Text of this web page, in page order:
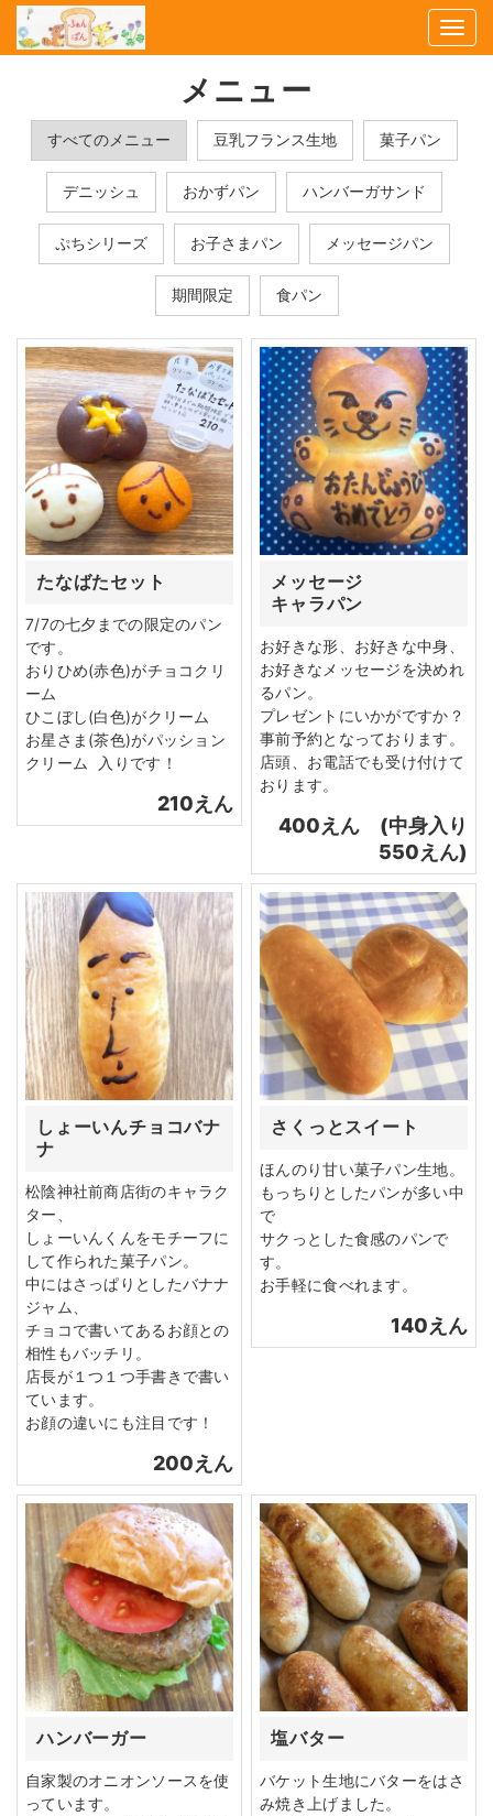
メニュー
すべてのメニュー 豆乳フランス生地 菓子パン
デニッシュ おかずパン ハンバーガサンド
ぷちシリーズ お子さまパン メッセージパン
期間限定 食パン
たなばたセット
7/7の七夕までの限定のパン
です。
おりひめ(赤色)がチョコクリ
ーム
ひこぼし(白色)がクリーム
お星さま(茶色)がパッション
クリーム 入りです！
210えん
メッセージ
キャラパン
お好きな形、お好きな中身、
お好きなメッセージを決めれ
るパン。
プレゼントにいかがですか？
事前予約となっております。
店頭、お電話でも受け付けて
おります。
400えん (中身入り
550えん)
しょーいんチョコバナ
ナ
松陰神社前商店街のキャラク
ター、
しょーいんくんをモチーフに
して作られた菓子パン。
中にはさっぱりとしたバナナ
ジャム、
チョコで書いてあるお顔との
相性もバッチリ。
店長が１つ１つ手書きで書い
ています。
お顔の違いにも注目です！
200えん
さくっとスイート
ほんのり甘い菓子パン生地。
もっちりとしたパンが多い中
で
サクっとした食感のパンで
す。
お手軽に食べれます。
140えん
ハンバーガー
自家製のオニオンソースを使
っています。
塩バター
バケット生地にバターをはさ
み焼き上げました。